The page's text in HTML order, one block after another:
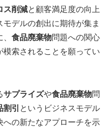
ス削減と顧客満足度の向上
デルの創出に期待が集ま
食品廃棄物問題への関心
索されることを願ってい
サプライズや食品廃棄物問
引 というビジネスモデル
の新たなアプローチを示